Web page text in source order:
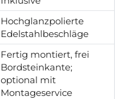
Hochglanzpolierte
Edelstahlbeschläge
Fertig montiert, frei
Bordsteinkante;
optional mit
Montageservice